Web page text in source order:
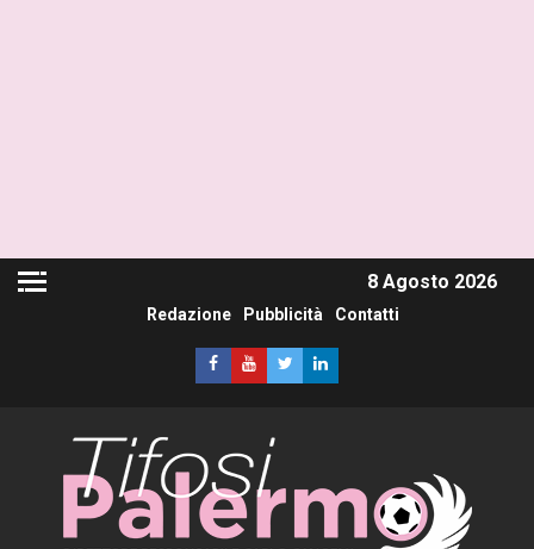
8 Agosto 2026
Redazione Pubblicità Contatti